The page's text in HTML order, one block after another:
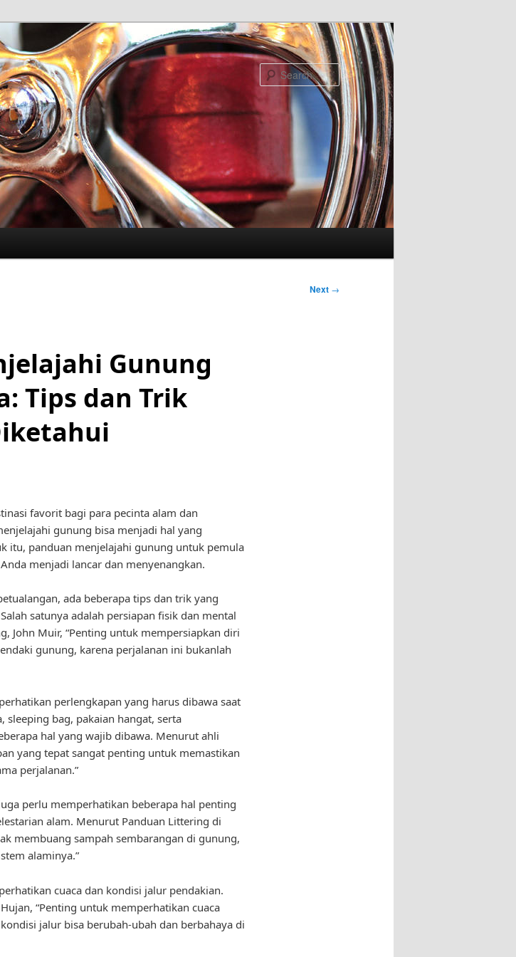
Search
Next →
Gunung
Tips dan Trik
favorit bagi para pecinta alam dan
gunung bisa menjadi hal yang
itu, panduan menjelajahi gunung untuk pemula
menjadi lancar dan menyenangkan.
ada beberapa tips dan trik yang
satunya adalah persiapan fisik dan mental
John Muir, “Penting untuk mempersiapkan diri
gunung, karena perjalanan ini bukanlah
perlengkapan yang harus dibawa saat
sleeping bag, pakaian hangat, serta
hal yang wajib dibawa. Menurut ahli
yang tepat sangat penting untuk memastikan
perjalanan.”
perlu memperhatikan beberapa hal penting
alam. Menurut Panduan Littering di
membuang sampah sembarangan di gunung,
alaminya.”
cuaca dan kondisi jalur pendakian.
“Penting untuk memperhatikan cuaca
jalur bisa berubah-ubah dan berbahaya di